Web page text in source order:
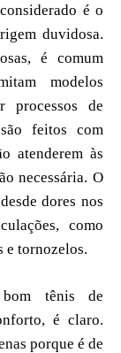
é o
duvidosa.
é comum
modelos
processos de
feitos com
atenderem às
necessária. O
dores nos
como
e tornozelos.
tênis de
é claro.
porque é de